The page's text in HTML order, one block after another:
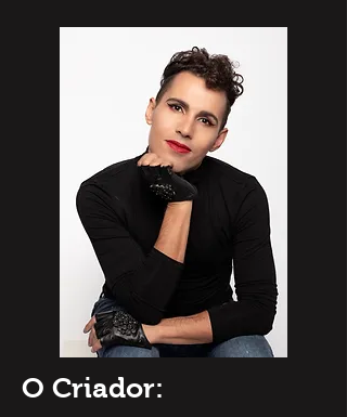
O Criador: